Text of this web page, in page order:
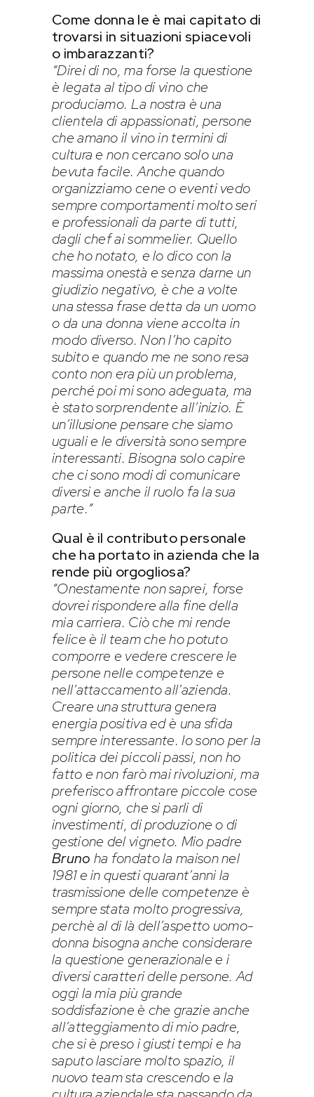
Come donna le è mai capitato di
trovarsi in situazioni spiacevoli
o imbarazzanti?
“Direi di no, ma forse la questione
è legata al tipo di vino che
produciamo. La nostra è una
clientela di appassionati, persone
che amano il vino in termini di
cultura e non cercano solo una
bevuta facile. Anche quando
organizziamo cene o eventi vedo
sempre comportamenti molto seri
e professionali da parte di tutti,
dagli chef ai sommelier. Quello
che ho notato, e lo dico con la
massima onestà e senza darne un
giudizio negativo, è che a volte
una stessa frase detta da un uomo
o da una donna viene accolta in
modo diverso. Non l’ho capito
subito e quando me ne sono resa
conto non era più un problema,
perché poi mi sono adeguata, ma
è stato sorprendente all’inizio. È
un’illusione pensare che siamo
uguali e le diversità sono sempre
interessanti. Bisogna solo capire
che ci sono modi di comunicare
diversi e anche il ruolo fa la sua
parte.”
Qual è il contributo personale
che ha portato in azienda che la
rende più orgogliosa?
“Onestamente non saprei, forse
dovrei rispondere alla fine della
mia carriera. Ciò che mi rende
felice è il team che ho potuto
comporre e vedere crescere le
persone nelle competenze e
nell’attaccamento all’azienda.
Creare una struttura genera
energia positiva ed è una sfida
sempre interessante. Io sono per la
politica dei piccoli passi, non ho
fatto e non farò mai rivoluzioni, ma
preferisco affrontare piccole cose
ogni giorno, che si parli di
investimenti, di produzione o di
gestione del vigneto. Mio padre
Bruno ha fondato la maison nel
1981 e in questi quarant’anni la
trasmissione delle competenze è
sempre stata molto progressiva,
perchè al di là dell’aspetto uomo-
donna bisogna anche considerare
la questione generazionale e i
diversi caratteri delle persone. Ad
oggi la mia più grande
soddisfazione è che grazie anche
all’atteggiamento di mio padre,
che si è preso i giusti tempi e ha
saputo lasciare molto spazio, il
nuovo team sta crescendo e la